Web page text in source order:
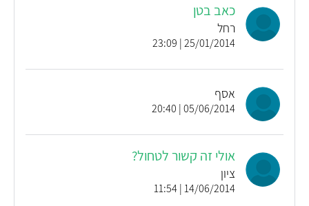
כאב בטן
רחל
25/01/2014 | 23:09
אסף
05/06/2014 | 20:40
אולי זה קשור לטחול?
ציון
14/06/2014 | 11:54